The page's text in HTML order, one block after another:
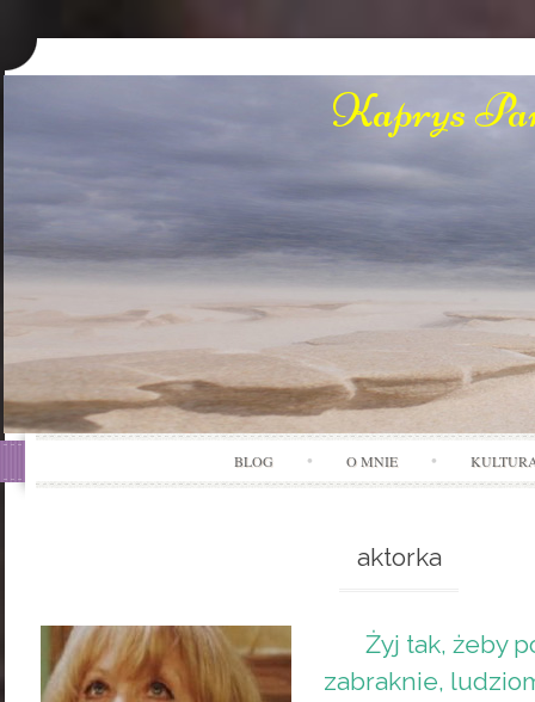
Kaprys
BLOG O MNIE
aktorka
Żyj tak, żeby
zabraknie,